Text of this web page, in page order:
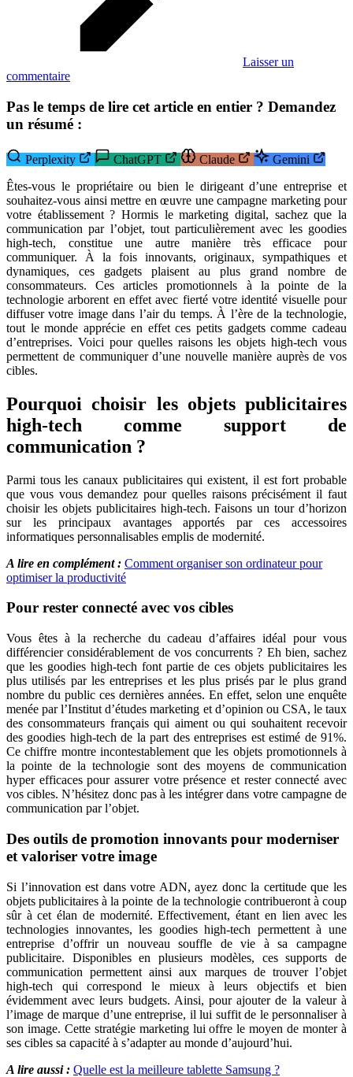
Laisser un
commentaire
Pas le temps de lire cet article en entier ? Demandez
un résumé :
Perplexity ChatGPT Claude
Gemini
Êtes-vous le propriétaire ou bien le dirigeant d’une entreprise et
souhaitez-vous ainsi mettre en œuvre une campagne marketing pour
votre établissement ? Hormis le marketing digital, sachez que la
communication par l’objet, tout particulièrement avec les goodies
high-tech, constitue une autre manière très efficace pour
communiquer. À la fois innovants, originaux, sympathiques et
dynamiques, ces gadgets plaisent au plus grand nombre de
consommateurs. Ces articles promotionnels à la pointe de la
technologie arborent en effet avec fierté votre identité visuelle pour
diffuser votre image dans l’air du temps. À l’ère de la technologie,
tout le monde apprécie en effet ces petits gadgets comme cadeau
d’entreprises. Voici pour quelles raisons les objets high-tech vous
permettent de communiquer d’une nouvelle manière auprès de vos
cibles.
Pourquoi choisir les objets publicitaires
high-tech comme support de
communication ?
Parmi tous les canaux publicitaires qui existent, il est fort probable
que vous vous demandez pour quelles raisons précisément il faut
choisir les objets publicitaires high-tech. Faisons un tour d’horizon
sur les principaux avantages apportés par ces accessoires
informatiques personnalisables emplis de modernité.
A lire en complément : Comment organiser son ordinateur pour
optimiser la productivité
Pour rester connecté avec vos cibles
Vous êtes à la recherche du cadeau d’affaires idéal pour vous
différencier considérablement de vos concurrents ? Eh bien, sachez
que les goodies high-tech font partie de ces objets publicitaires les
plus utilisés par les entreprises et les plus prisés par le plus grand
nombre du public ces dernières années. En effet, selon une enquête
menée par l’Institut d’études marketing et d’opinion ou CSA, le taux
des consommateurs français qui aiment ou qui souhaitent recevoir
des goodies high-tech de la part des entreprises est estimé de 91%.
Ce chiffre montre incontestablement que les objets promotionnels à
la pointe de la technologie sont des moyens de communication
hyper efficaces pour assurer votre présence et rester connecté avec
vos cibles. N’hésitez donc pas à les intégrer dans votre campagne de
communication par l’objet.
Des outils de promotion innovants pour moderniser
et valoriser votre image
Si l’innovation est dans votre ADN, ayez donc la certitude que les
objets publicitaires à la pointe de la technologie contribueront à coup
sûr à cet élan de modernité. Effectivement, étant en lien avec les
technologies innovantes, les goodies high-tech permettent à une
entreprise d’offrir un nouveau souffle de vie à sa campagne
publicitaire. Disponibles en plusieurs modèles, ces supports de
communication permettent ainsi aux marques de trouver l’objet
high-tech qui correspond le mieux à leurs objectifs et bien
évidemment avec leurs budgets. Ainsi, pour ajouter de la valeur à
l’image de marque d’une entreprise, il lui suffit de le personnaliser à
son image. Cette stratégie marketing lui offre le moyen de monter à
ses cibles sa capacité à s’adapter au monde d’aujourd’hui.
A lire aussi : Quelle est la meilleure tablette Samsung ?